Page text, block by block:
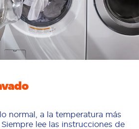
normal, a la temperatura más
lee las instrucciones de